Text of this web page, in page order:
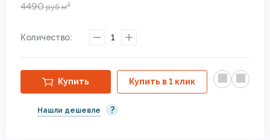
4490рубм2
Количество: 1
Купить Купить в 1 клик
Нашли дешевле ?